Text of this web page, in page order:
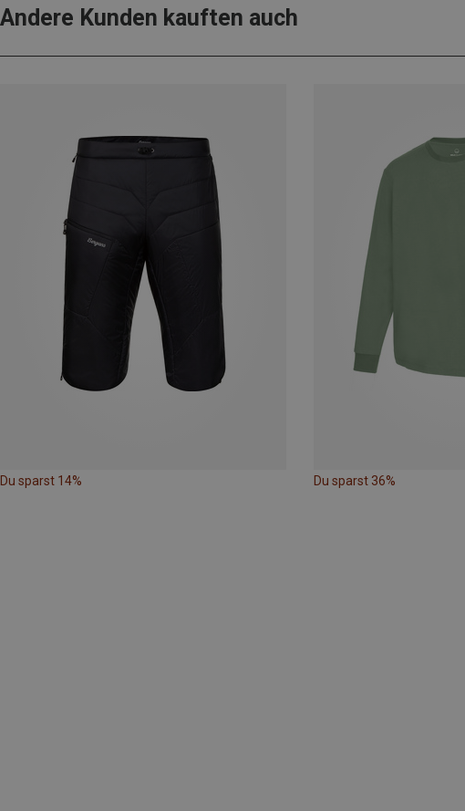
Andere Kunden kauften auch
Du sparst 14% Du sparst 36%